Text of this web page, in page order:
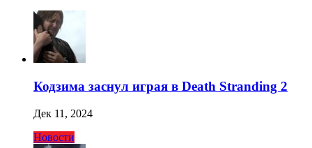
Кодзима заснул играя в Death Stranding 2
Дек 11, 2024
Новости